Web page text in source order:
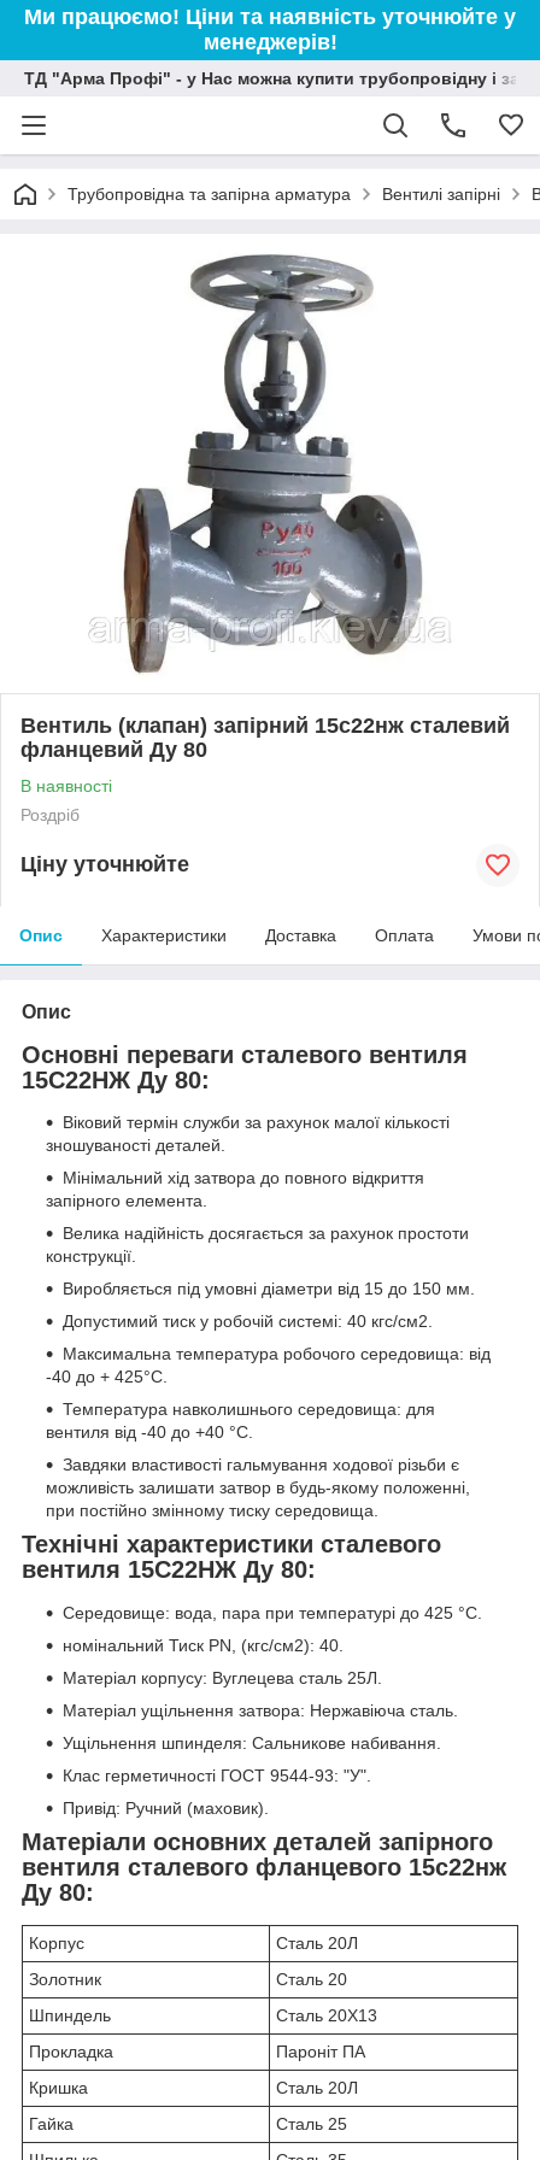
Ми працюємо! Ціни та наявність уточнюйте у
менеджерів!
ТД "Арма Профі" - у Нас можна купити трубопровідну і
Трубопровідна та запірна арматура Вентилі запірні
Вентиль (клапан) запірний 15с22нж сталевий
фланцевий Ду 80
В наявності
Роздріб
Ціну уточнюйте
Опис Характеристики Доставка Оплата Умови
Опис
Основні переваги сталевого вентиля
15С22НЖ Ду 80:
Віковий термін служби за рахунок малої кількості
зношуваності деталей.
Мінімальний хід затвора до повного відкриття
запірного елемента.
Велика надійність досягається за рахунок простоти
конструкції.
Виробляється під умовні діаметри від 15 до 150 мм.
Допустимий тиск у робочій системі: 40 кгс/см2.
Максимальна температура робочого середовища: від
-40 до + 425°С.
Температура навколишнього середовища: для
вентиля від -40 до +40 °C.
Завдяки властивості гальмування ходової різьби є
можливість залишати затвор в будь-якому положенні,
при постійно змінному тиску середовища.
Технічні характеристики сталевого
вентиля 15С22НЖ Ду 80:
Середовище: вода, пара при температурі до 425 °С.
номінальний Тиск PN, (кгс/см2): 40.
Матеріал корпусу: Вуглецева сталь 25Л.
Матеріал ущільнення затвора: Нержавіюча сталь.
Ущільнення шпинделя: Сальникове набивання.
Клас герметичності ГОСТ 9544-93: "У".
Привід: Ручний (маховик).
Матеріали основних деталей запірного
вентиля сталевого фланцевого 15с22нж
Ду 80:
Корпус
Сталь 20Л
Золотник
Сталь 20
Шпиндель
Сталь 20Х13
Прокладка
Пароніт ПА
Кришка
Сталь 20Л
Гайка
Сталь 25